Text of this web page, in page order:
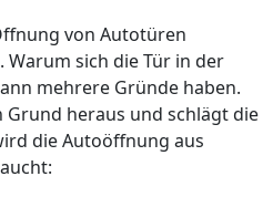
von Autotüren
sich die Tür in der
mehrere Gründe haben.
Grund heraus und schlägt die
die Autoöffnung aus